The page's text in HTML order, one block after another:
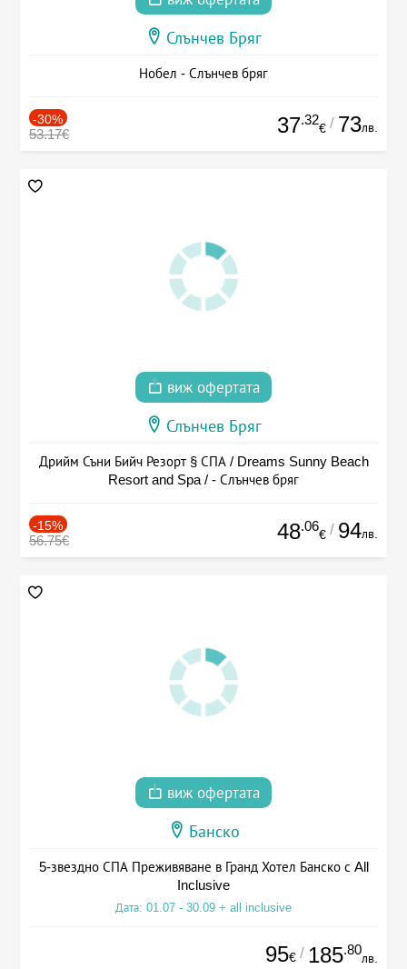
Слънчев Бряг
Нобел - Слънчев бряг
-30%
53.17€ 37.32
€ / 73лв.
виж офертата
Слънчев Бряг
Дрийм Съни Бийч Резорт § СПА / Dreams Sunny Beach
Resort and Spa / - Слънчев бряг
-15%
56.75€ 48.06
€ / 94лв.
виж офертата
Банско
5-звездно СПА Преживяване в Гранд Хотел Банско с All
Inclusive
Дата: 01.07 - 30.09 + all inclusive
95€ / 185.80
лв.